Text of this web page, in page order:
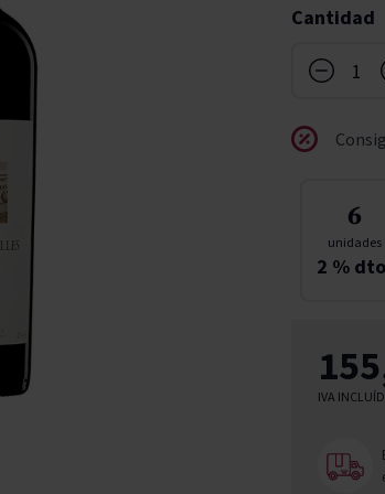
Pago del Cielo
Valduero
Cantidad
6
unidades
2 %
IVA